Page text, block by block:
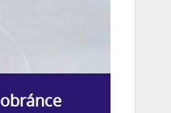
obránce